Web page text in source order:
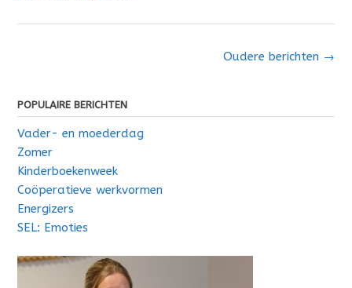
Oudere berichten →
POPULAIRE BERICHTEN
Vader- en moederdag
Zomer
Kinderboekenweek
Coöperatieve werkvormen
Energizers
SEL: Emoties